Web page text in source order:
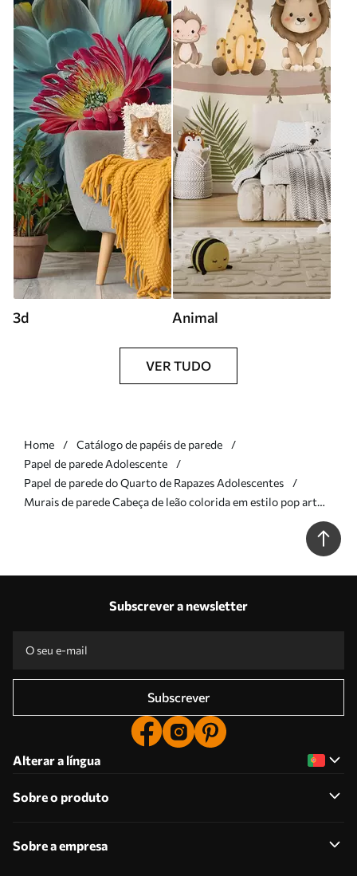
3d Animal
VER TUDO
Home
Catálogo de papéis de parede
Papel de parede Adolescente
Papel de parede do Quarto de Rapazes Adolescentes
Murais de parede Cabeça de leão colorida em estilo pop art
Subscrever a newsletter
Subscrever
Alterar a língua
Sobre o produto
Sobre a empresa